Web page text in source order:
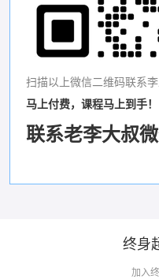
扫描以上微信二维码联系
马上付费，课程马上到手！
联系老李大叔
终身
加入